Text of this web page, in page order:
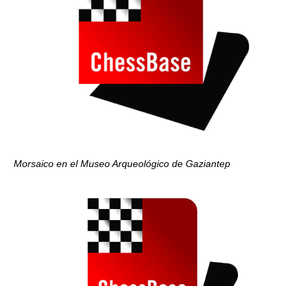
Morsaico en el Museo Arqueológico de Gaziantep